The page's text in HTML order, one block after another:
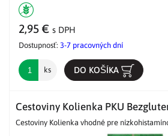
2,95 € s DPH
Dostupnosť: 3-7 pracovných dní
ks DO KOŠÍKA
Cestoviny Kolienka PKU
Cestoviny Kolienka vhodné pre